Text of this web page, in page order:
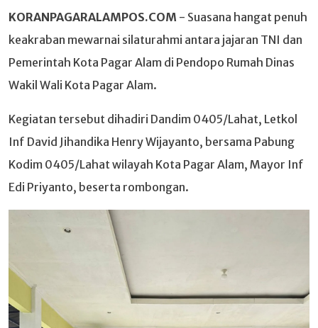
KORANPAGARALAMPOS.COM - Suasana hangat penuh
keakraban mewarnai silaturahmi antara jajaran TNI dan
Pemerintah Kota Pagar Alam di Pendopo Rumah Dinas
Wakil Wali Kota Pagar Alam.
Kegiatan tersebut dihadiri Dandim 0405/Lahat, Letkol
Inf David Jihandika Henry Wijayanto, bersama Pabung
Kodim 0405/Lahat wilayah Kota Pagar Alam, Mayor Inf
Edi Priyanto, beserta rombongan.